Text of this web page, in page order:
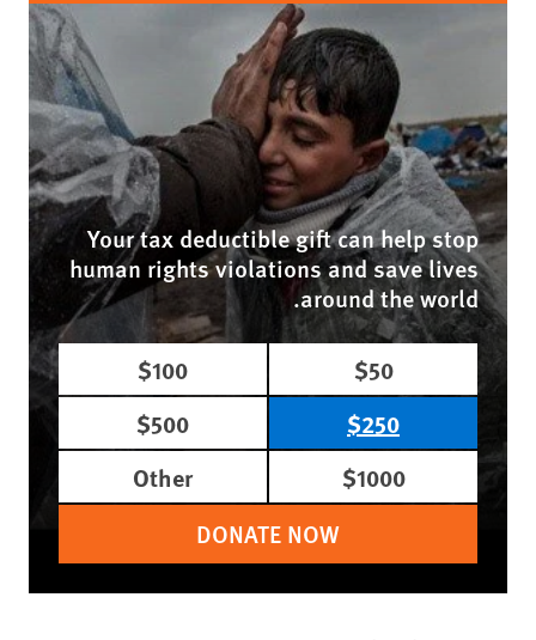
Your tax deductible gift can help stop
human rights violations and save lives
around the world.
$50
$100
$250
$500
$1000
Other
DONATE NOW